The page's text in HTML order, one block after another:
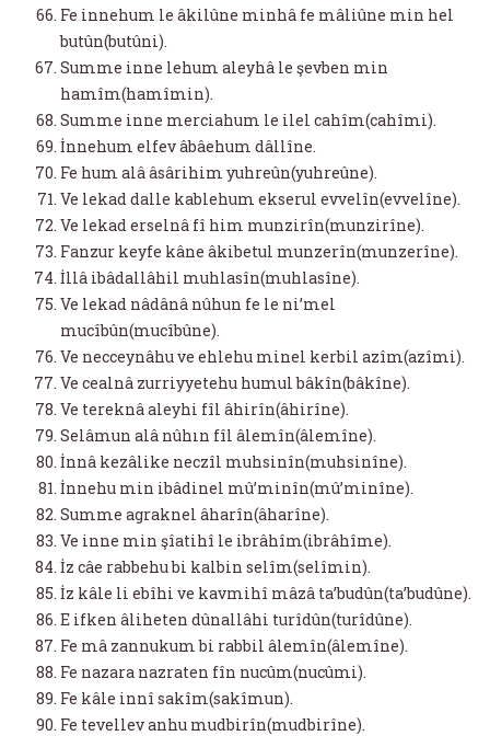
Fe innehum le âkilûne minhâ fe mâliûne min hel
butûn(butûni).
Summe inne lehum aleyhâ le şevben min
hamîm(hamîmin).
Summe inne merciahum le ilel cahîm(cahîmi).
İnnehum elfev âbâehum dâllîne.
Fe hum alâ âsârihim yuhreûn(yuhreûne).
Ve lekad dalle kablehum ekserul evvelîn(evvelîne).
Ve lekad erselnâ fî him munzirîn(munzirîne).
Fanzur keyfe kâne âkibetul munzerîn(munzerîne).
İllâ ibâdallâhil muhlasîn(muhlasîne).
Ve lekad nâdânâ nûhun fe le ni’mel
mucîbûn(mucîbûne).
Ve necceynâhu ve ehlehu minel kerbil azîm(azîmi).
Ve cealnâ zurriyyetehu humul bâkîn(bâkîne).
Ve tereknâ aleyhi fîl âhirîn(âhirîne).
Selâmun alâ nûhın fîl âlemîn(âlemîne).
İnnâ kezâlike neczîl muhsinîn(muhsinîne).
İnnehu min ibâdinel mû’minîn(mû’minîne).
Summe agraknel âharîn(âharîne).
Ve inne min şîatihî le ibrâhîm(ibrâhîme).
İz câe rabbehu bi kalbin selîm(selîmin).
İz kâle li ebîhi ve kavmihî mâzâ ta’budûn(ta’budûne).
E ifken âliheten dûnallâhi turîdûn(turîdûne).
Fe mâ zannukum bi rabbil âlemîn(âlemîne).
Fe nazara nazraten fîn nucûm(nucûmi).
Fe kâle innî sakîm(sakîmun).
Fe tevellev anhu mudbirîn(mudbirîne).